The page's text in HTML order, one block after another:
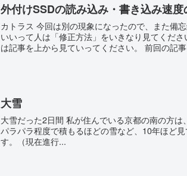
外付けSSDの読み込み・書き込み速
カトラス 今回は別の現象になったので、また備
いいって人は「修正方法」をいきなり見てくだ
は記事を上から見ていってください。 前回の記
大雪
大雪だった2日間 私が住んでいる京都の南の方は
パラパラ程度で積もるほどの雪など、10年ほど
す。（現在進行...